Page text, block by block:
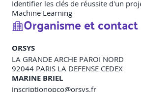
Identifier les clés de réussite d'un
Machine Learning
Organisme et contact
ORSYS
LA GRANDE ARCHE PAROI NORD
92044 PARIS LA DEFENSE CEDEX
MARINE BRIEL
inscriptionopco@orsys.fr